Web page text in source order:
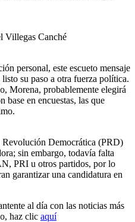
Villegas Canché
personal, este escueto mensaje
su paso a otra fuerza política.
Morena, probablemente elegirá
base en encuestas, las que
Revolución Democrática (PRD)
sin embargo, todavía falta
PRI u otros partidos, por lo
garantizar una candidatura en
al día con las noticias más
haz clic aquí